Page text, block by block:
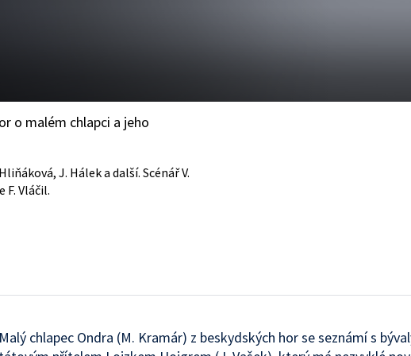
o malém chlapci a jeho
J. Hálek a další. Scénář V.
F. Vláčil.
Malý chlapec Ondra (M. Kramár) z beskydských hor se seznámí s